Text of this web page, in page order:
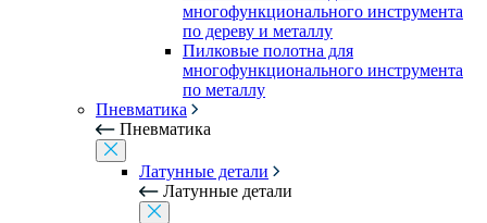
многофункционального инструмента
по дереву и металлу
Пилковые полотна для
многофункционального инструмента
по металлу
Пневматика
Пневматика
Латунные детали
Латунные детали